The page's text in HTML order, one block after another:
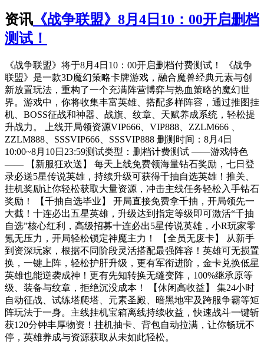
资讯 《战争联盟》8月4日10：00开启删档
测试！
《战争联盟》将于8月4日10：00开启删档付费测试！ 《战争
联盟》是一款3D魔幻策略卡牌游戏，融合魔兽经典元素与创
新放置玩法，重构了一个充满阵营博弈与热血策略的魔幻世
界。游戏中，你将收集丰富英雄、搭配多样阵容，通过推图挂
机、BOSS征战和神器、战旗、纹章、天赋养成系统，轻松提
升战力。 上线开局领资源VIP666、VIP888、ZZLM666 、
ZZLM888、SSSVIP666、SSSVIP888 删测时间：8月4日
10:00~8月10日23:59测试类型：删档计费测试 ——游戏特色
—— 【新服狂欢送】 每天上线免费领海量钻石奖励，七日登
录必送5星传说英雄，持续升级可获得千抽自选英雄！推关、
挂机奖励让你轻松获取大量资源，冲击主线任务轻松入手钻石
奖励！ 【千抽自选毕业】 开局直接免费拿千抽，开局领先一
大截！十连必出五星英雄，升级达到指定等级即可激活“千抽
自选”核心红利，高级招募十连必出5星传说英雄，小R玩家零
氪无压力，开局轻松锁定神魔主力！ 【全员无废卡】 从新手
到资深玩家，根据不同阶段灵活搭配最强阵容！英雄可无损置
换，一键上阵，轻松护肝升级，更有军衔进阶，金卡兑换低星
英雄也能逆袭成神！更有先知转换无缝变阵，100%继承原等
级、装备与纹章，拒绝沉没成本！ 【休闲高收益】 集24小时
自动征战、试练塔爬塔、元素圣殿、暗黑地牢及跨服争霸等矩
阵玩法于一身。主线挂机宝箱离线持续收益，快速战斗一键斩
获120分钟丰厚物资！挂机抽卡、背包自动拉满，让你畅玩不
停，英雄养成与资源获取从未如此轻松。